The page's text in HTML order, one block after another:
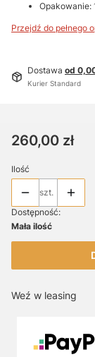
Opakowanie:
Przejdź do pełnego
Dostawa od
Kurier Standard
Cena
260,00 zł
Ilość
szt.
Dostępność:
Mała ilość
Weź w leasing